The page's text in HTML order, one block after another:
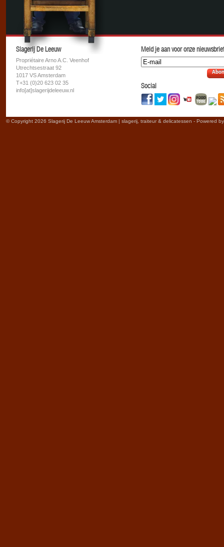
Slagerij De Leeuw
Propriétaire Arno A.C. Veenhof
Utrechtsestraat 92
1017 VS Amsterdam
T+31 (0)20 623 02 35
info[at]slagerijdeleeuw.nl
Meld je aan voor onze
Social
© Copyright 2026 Slagerij De Leeuw Amsterdam | slagerij, traiteur & delicatessen - Powered